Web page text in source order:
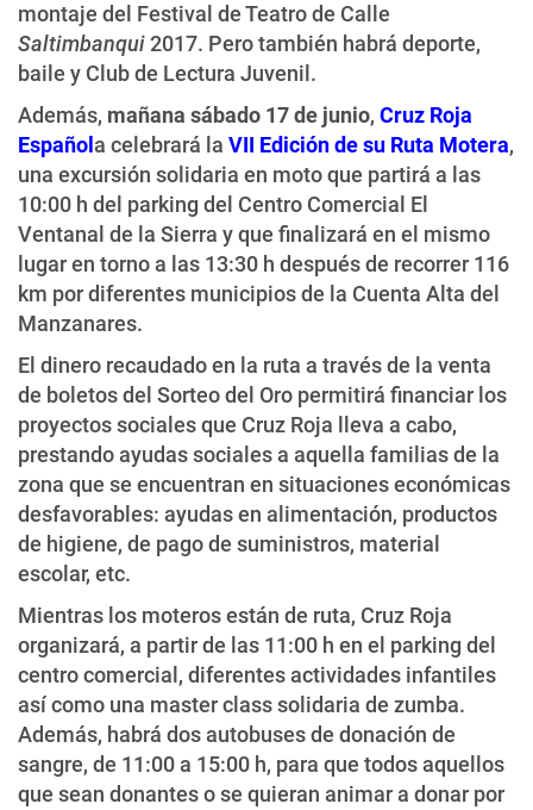
montaje del Festival de Teatro de Calle
Saltimbanqui2017. Pero también habrá deporte,
baile y Club de Lectura Juvenil.
Además, mañana sábado 17 de junio, Cruz Roja
Español a celebrará la VII Edición de su Ruta Motera,
una excursión solidaria en moto que partirá a las
10:00 h del parking del Centro Comercial El
Ventanal de la Sierra y que finalizará en el mismo
lugar en torno a las 13:30 h después de recorrer 116
km por diferentes municipios de la Cuenta Alta del
Manzanares.
El dinero recaudado en la ruta a través de la venta
de boletos del Sorteo del Oro permitirá financiar los
proyectos sociales que Cruz Roja lleva a cabo,
prestando ayudas sociales a aquella familias de la
zona que se encuentran en situaciones económicas
desfavorables: ayudas en alimentación, productos
de higiene, de pago de suministros, material
escolar, etc.
Mientras los moteros están de ruta, Cruz Roja
organizará, a partir de las 11:00 h en el parking del
centro comercial, diferentes actividades infantiles
así como una master class solidaria de zumba.
Además, habrá dos autobuses de donación de
sangre, de 11:00 a 15:00 h, para que todos aquellos
que sean donantes o se quieran animar a donar por